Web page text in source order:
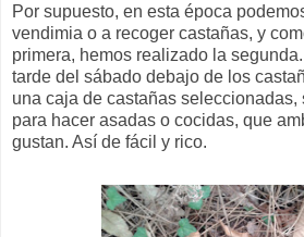
Por supuesto, en esta época
vendimia o a recoger castañas, y
primera, hemos realizado la
tarde del sábado debajo de los
una caja de castañas
para hacer asadas o cocidas, que
gustan. Así de fácil y rico.